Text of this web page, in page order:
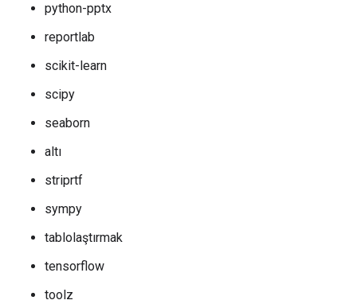
python-pptx
reportlab
scikit-learn
scipy
seaborn
altı
striprtf
sympy
tablolaştırmak
tensorflow
toolz